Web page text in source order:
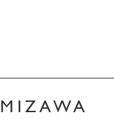
MIZAWA